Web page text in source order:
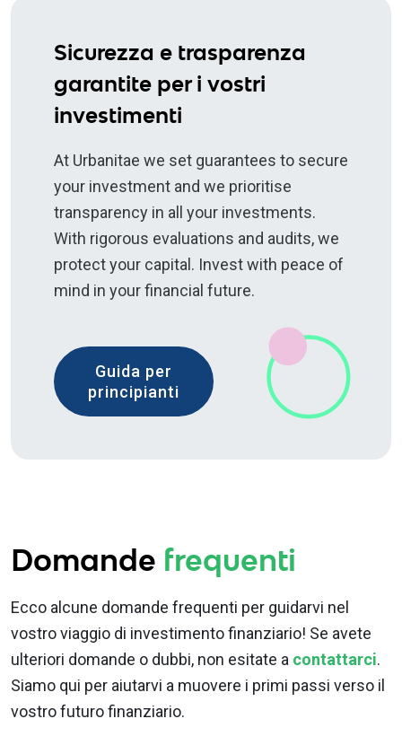
Sicurezza e trasparenza
garantite per i vostri
investimenti
At Urbanitae we set guarantees to secure
your investment and we prioritise
transparency in all your investments.
With rigorous evaluations and audits, we
protect your capital. Invest with peace of
mind in your financial future.
Guida per
principianti
Domande frequenti
Ecco alcune domande frequenti per guidarvi nel
vostro viaggio di investimento finanziario! Se avete
ulteriori domande o dubbi, non esitate a contattarci.
Siamo qui per aiutarvi a muovere i primi passi verso il
vostro futuro finanziario.